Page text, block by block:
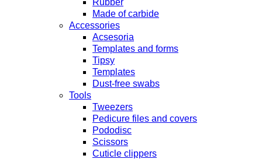
Rubber
Made of carbide
Accessories
Acsesoria
Templates and forms
Tipsy
Templates
Dust-free swabs
Tools
Tweezers
Pedicure files and covers
Pododisc
Scissors
Cuticle clippers